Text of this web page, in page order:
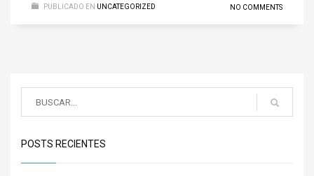
PUBLICADO EN UNCATEGORIZED NO COMMENTS
POSTS RECIENTES